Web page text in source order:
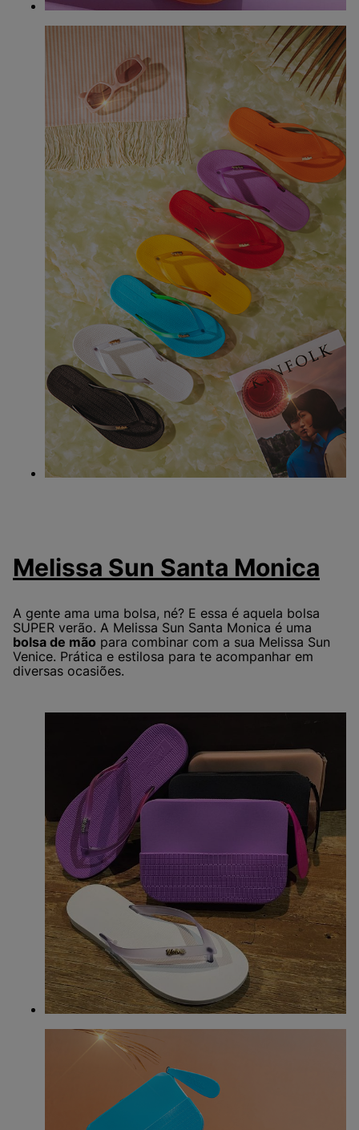
Melissa Sun Santa Monica
A gente ama uma bolsa, né? E essa é aquela bolsa
SUPER verão. A Melissa Sun Santa Monica é uma
bolsa de mão para combinar com a sua Melissa Sun
Venice. Prática e estilosa para te acompanhar em
diversas ocasiões.